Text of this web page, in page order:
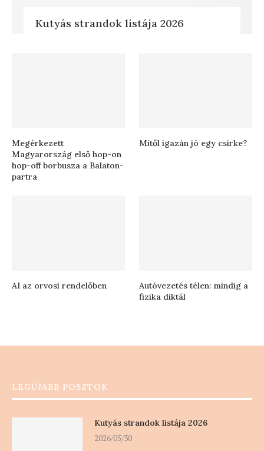
Kutyás strandok listája 2026
Megérkezett
Magyarország első hop-on
hop-off borbusza a Balaton-
partra
Mitől igazán jó egy csirke?
AI az orvosi rendelőben
Autóvezetés télen: mindig a
fizika diktál
LEGÚJABB POSZTOK
Kutyás strandok listája 2026
2026/05/30